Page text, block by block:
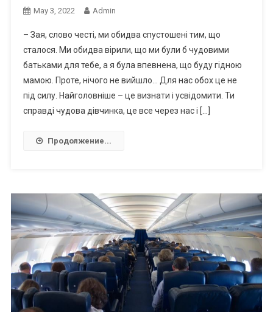
May 3, 2022 Admin
– Зая, слово честі, ми обидва спустошені тим, що
сталося. Ми обидва вірили, що ми були б чудовими
батьками для тебе, а я була впевнена, що буду гідною
мамою. Проте, нічого не вийшло… Для нас обох це не
під силу. Найголовніше – це визнати і усвідомити. Ти
справді чудова дівчинка, це все через нас і […]
Продолжение...